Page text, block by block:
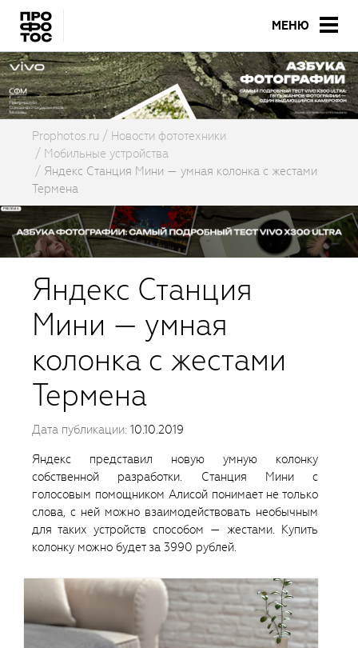
МЕНЮ
Prophotos.ru
Новости фототехники
Мобильные устройства
Яндекс Станция Мини — умная колонка с жестами
Термена
Яндекс Станция
Мини — умная
колонка с жестами
Термена
Дата публикации: 10.10.2019
Яндекс представил новую умную колонку
собственной разработки. Станция Мини с
голосовым помощником Алисой понимает не только
слова, с ней можно взаимодействовать необычным
для таких устройств способом — жестами. Купить
колонку можно будет за 3990 рублей.